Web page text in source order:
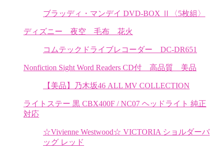
ブラッディ・マンデイ DVD-BOX Ⅱ〈5枚組〉
ディズニー 夜空 毛布 花火
コムテックドライブレコーダー DC-DR651
Nonfiction Sight Word Readers CD付 高品質 美品
【美品】乃木坂46 ALL MV COLLECTION
ライトステー 黒 CBX400F / NC07 ヘッドライト 純正
対応
☆Vivienne Westwood☆ VICTORIA ショルダーバ
ッグ レッド